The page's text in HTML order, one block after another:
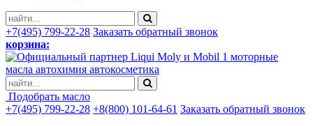
+7(495) 799-22-28 Заказать обратный звонок
корзина:
моторные
масла автохимия автокосметика
Подобрать масло
+7(495) 799-22-28 +8(800) 101-64-61 Заказать обратный звонок